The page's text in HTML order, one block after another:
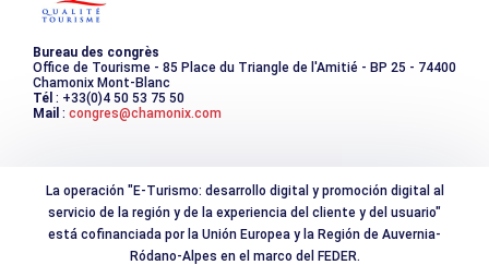
Photothèque
Bureau des congrès
Office de Tourisme - 85 Place du Triangle de l'Amitié - BP 25 - 74400
Chamonix Mont-Blanc
Tél : +33(0)4 50 53 75 50
Mail : congres@chamonix.com
La operación "E-Turismo: desarrollo digital y promoción digital al
servicio de la región y de la experiencia del cliente y del usuario"
está cofinanciada por la Unión Europea y la Región de Auvernia-
Ródano-Alpes en el marco del FEDER.